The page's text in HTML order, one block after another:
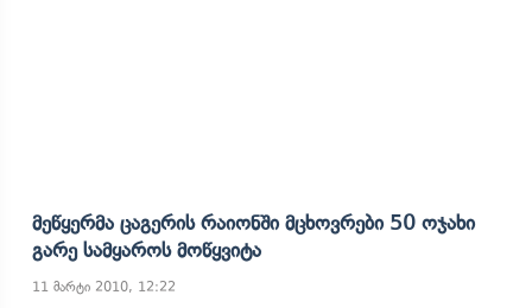
Მეწყერმა Ცაგერის Რაიონში Მცხოვრები 50 Ოჯახი
Გარე Სამყაროს Მოწყვიტა
11 მარტი 2010, 12:22